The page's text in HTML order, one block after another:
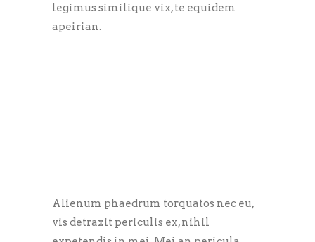
legimus similique vix, te equidem
apeirian.
Alienum phaedrum torquatos nec eu,
vis detraxit periculis ex, nihil